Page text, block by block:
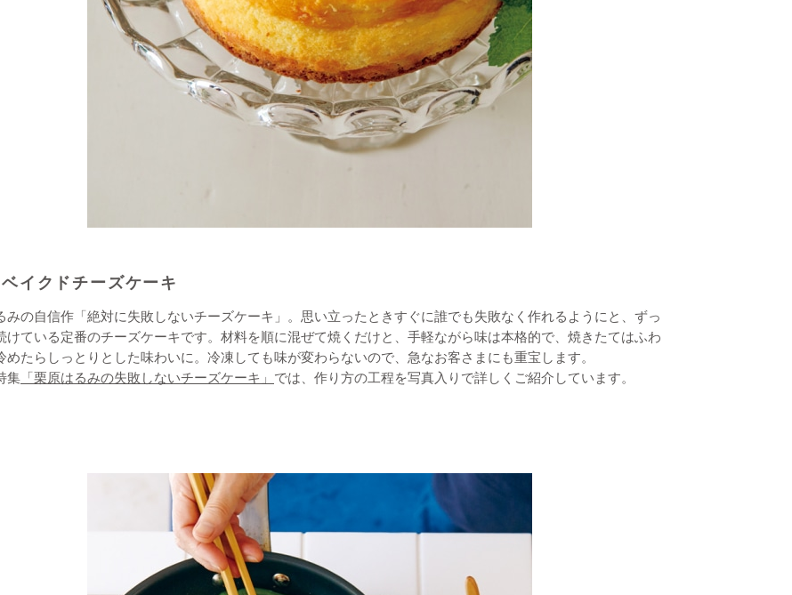
ベイクドチーズケーキ
みの自信作「絶対に失敗しないチーズケーキ」。思い立ったときすぐに誰でも失敗なく作れるようにと、ずっ
けている定番のチーズケーキです。材料を順に混ぜて焼くだけと、手軽ながら味は本格的で、焼きたてはふわ
めたらしっとりとした味わいに。冷凍しても味が変わらないので、急なお客さまにも重宝します。
集 「栗原はるみの失敗しないチーズケーキ」 では、作り方の工程を写真入りで詳しくご紹介しています。